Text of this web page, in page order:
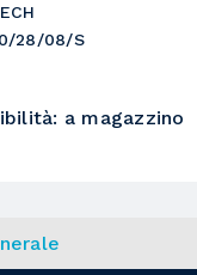
28/08/S
: a magazzino